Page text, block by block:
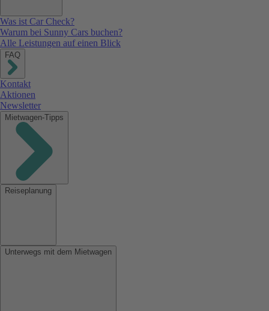
Was ist Car Check?
Warum bei Sunny Cars buchen?
Alle Leistungen auf einen Blick
FAQ
Kontakt
Aktionen
Newsletter
Mietwagen-Tipps
Reiseplanung
Unterwegs mit dem Mietwagen